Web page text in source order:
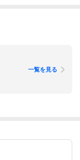
一覧を見る